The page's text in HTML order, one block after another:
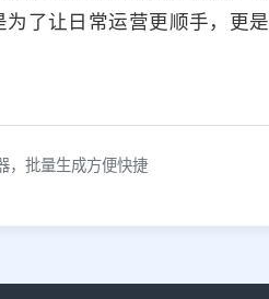
了让日常运营更顺手，更是
，批量生成方便快捷